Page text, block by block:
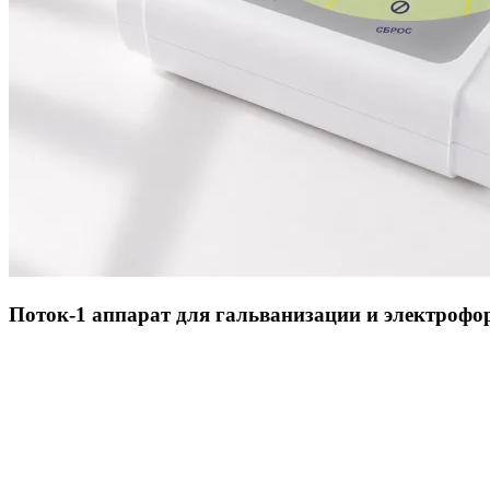
Поток-1 аппарат для гальванизации и